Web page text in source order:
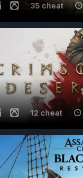
35 cheat
12 cheat